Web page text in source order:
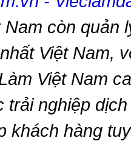
Nam còn quản
Việt Nam,
Việt Nam
trải nghiệp
khách hàng